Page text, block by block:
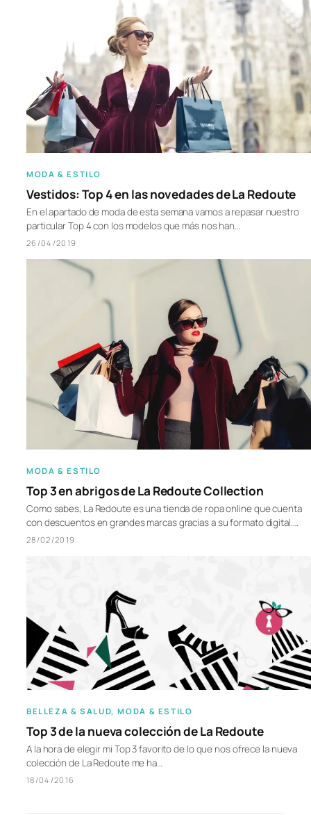
MODA & ESTILO
Vestidos: Top 4 en las novedades de La Redoute
En el apartado de moda de esta semana vamos a repasar nuestro
particular Top 4 con los modelos que más nos han…
26/04/2019
MODA & ESTILO
Top 3 en abrigos de La Redoute Collection
Como sabes, La Redoute es una tienda de ropa online que cuenta
con descuentos en grandes marcas gracias a su formato digital.…
28/02/2019
BELLEZA & SALUD, MODA & ESTILO
Top 3 de la nueva colección de La Redoute
A la hora de elegir mi Top 3 favorito de lo que nos ofrece la nueva
colección de La Redoute me ha…
18/04/2016